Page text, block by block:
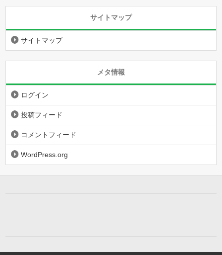
サイトマップ
サイトマップ
メタ情報
ログイン
投稿フィード
コメントフィード
WordPress.org